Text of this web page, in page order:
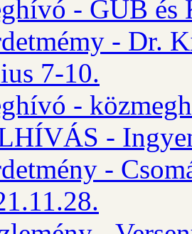
- GÜB és
- Dr.
7-10.
-
-
-